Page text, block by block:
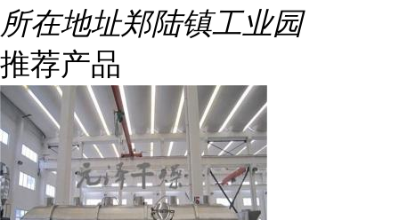
所在地址郑陆镇工业园
推荐产品